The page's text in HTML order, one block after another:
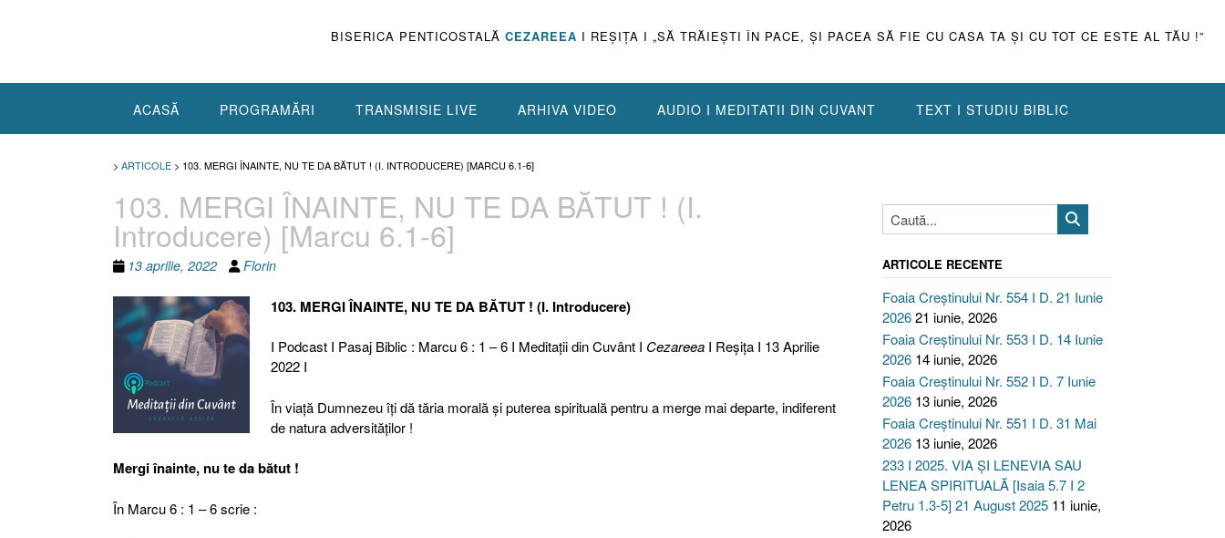
BISERICA PENTICOSTALĂ CEZAREEA I REŞIŢA I „SĂ TRĂIEŞTI ÎN PACE, ŞI PACEA SĂ FIE CU CASA TA ŞI CU TOT CE ESTE AL TĂU !”
ACASĂ PROGRAMĂRI TRANSMISIE LIVE ARHIVA VIDEO AUDIO I MEDITATII DIN CUVANT TEXT I STUDIU BIBLIC
> ARTICOLE > 103. MERGI ÎNAINTE, NU TE DA BĂTUT ! (I. INTRODUCERE) [MARCU 6.1-6]
103. MERGI ÎNAINTE, NU TE DA BĂTUT ! (I.
Introducere) [Marcu 6.1-6]
13 aprilie, 2022 Florin
103. MERGI ÎNAINTE, NU TE DA BĂTUT ! (I. Introducere)
I Podcast I Pasaj Biblic : Marcu 6 : 1 – 6 I Meditaţii din Cuvânt I CezareeaI Reşiţa I 13 Aprilie
2022 I
În viaţă Dumnezeu îţi dă tăria morală şi puterea spirituală pentru a merge mai departe, indiferent
de natura adversităţilor !
Mergi înainte, nu te da bătut !
În Marcu 6 : 1 – 6 scrie :
ARTICOLE RECENTE
Foaia Creștinului Nr. 554 I D. 21 Iunie
202621 iunie, 2026
Foaia Creștinului Nr. 553 I D. 14 Iunie
2026 14 iunie, 2026
Foaia Creștinului Nr. 552 I D. 7 Iunie
2026 13 iunie, 2026
Foaia Creștinului Nr. 551 I D. 31 Mai
2026 13 iunie, 2026
233 I 2025. VIA ȘI LENEVIA SAU
LENEA SPIRITUALĂ [Isaia 5.7 I 2
Petru 1.3-5] 21 August 2025 11 iunie,
2026